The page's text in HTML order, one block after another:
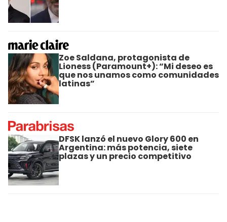
Zoe Saldana, protagonista de
Lioness (Paramount+): “Mi deseo es
que nos unamos como comunidades
latinas”
DFSK lanzó el nuevo Glory 600 en
Argentina: más potencia, siete
plazas y un precio competitivo